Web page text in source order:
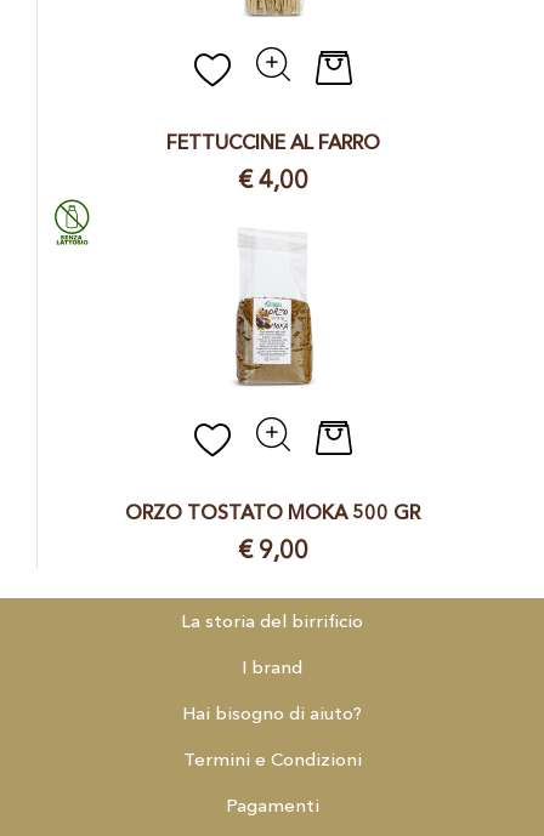
Quantità
FETTUCCINE AL FARRO
€ 4,00
Quantità
ORZO TOSTATO MOKA 500 GR
€ 9,00
La storia del birrificio
I brand
Hai bisogno di aiuto?
Termini e Condizioni
Pagamenti